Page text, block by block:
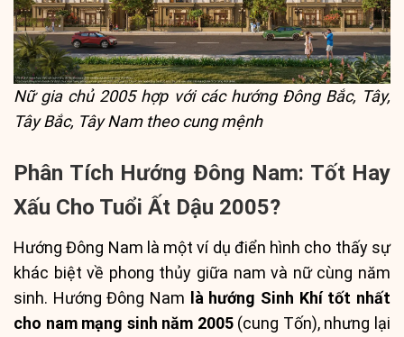
Nữ gia chủ 2005 hợp với các hướng Đông Bắc, Tây,
Tây Bắc, Tây Nam theo cung mệnh
Phân Tích Hướng Đông Nam: Tốt Hay
Xấu Cho Tuổi Ất Dậu 2005?
Hướng Đông Nam là một ví dụ điển hình cho thấy sự
khác biệt về phong thủy giữa nam và nữ cùng năm
sinh. Hướng Đông Nam là hướng Sinh Khí tốt nhất
cho nam mạng sinh năm 2005(cung Tốn), nhưng lại